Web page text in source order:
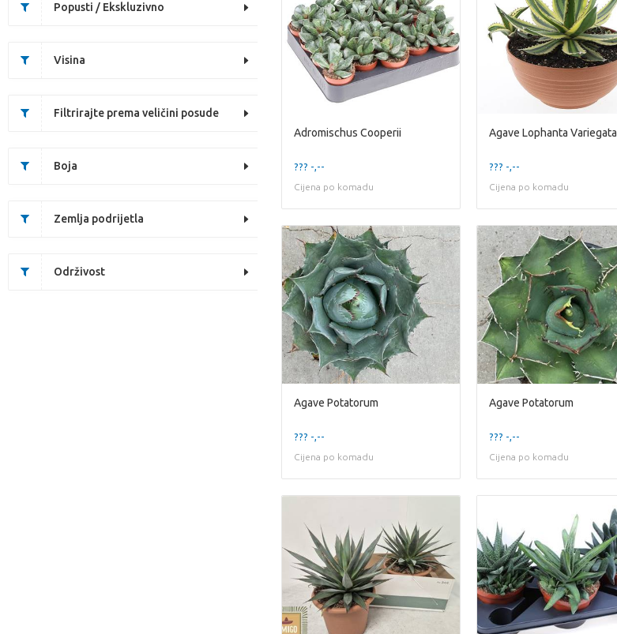
Popusti / Ekskluzivno
Visina
Filtrirajte prema veličini posude
Boja
Zemlja podrijetla
Održivost
Adromischus Cooperii
??? -,--
Cijena po komadu
Agave Lophanta Variegata
??? -,--
Cijena po komadu
Agave Potatorum
??? -,--
Cijena po komadu
Agave Potatorum
??? -,--
Cijena po komadu